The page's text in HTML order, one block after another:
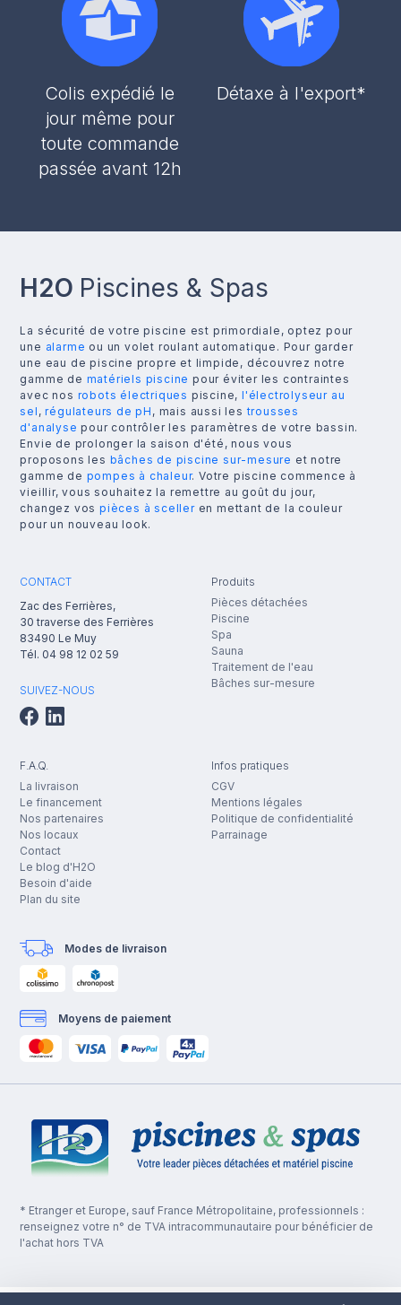
Colis expédié le
jour même pour
toute commande
passée avant 12h
Détaxe à l'export*
H2O Piscines & Spas
La sécurité de votre piscine est primordiale, optez pour
une alarme ou un volet roulant automatique. Pour garder
une eau de piscine propre et limpide, découvrez notre
gamme de matériels piscine pour éviter les contraintes
avec nos robots électriques piscine, l'électrolyseur au
sel ,régulateurs de pH , mais aussi lestrousses
d'analyse pour contrôler les paramètres de votre bassin.
Envie de prolonger la saison d'été, nous vous
proposons les bâches de piscine sur-mesure et notre
gamme de pompes à chaleur. Votre piscine commence à
vieillir, vous souhaitez la remettre au goût du jour,
changez vos pièces à scelleren mettant de la couleur
pour un nouveau look.
CONTACT
Zac des Ferrières,
30 traverse des Ferrières
83490 Le Muy
Tél. 04 98 12 02 59
SUIVEZ-NOUS
Produits
Pièces détachées
Piscine
Spa
Sauna
Traitement de l'eau
Bâches sur-mesure
F.A.Q.
La livraison
Le financement
Nos partenaires
Nos locaux
Contact
Le blog d'H2O
Besoin d'aide
Plan du site
Infos pratiques
CGV
Mentions légales
Politique de confidentialité
Parrainage
Modes de livraison
Moyens de paiement
* Etranger et Europe, sauf France Métropolitaine, professionnels :
renseignez votre n° de TVA intracommunautaire pour bénéficier de
l'achat hors TVA